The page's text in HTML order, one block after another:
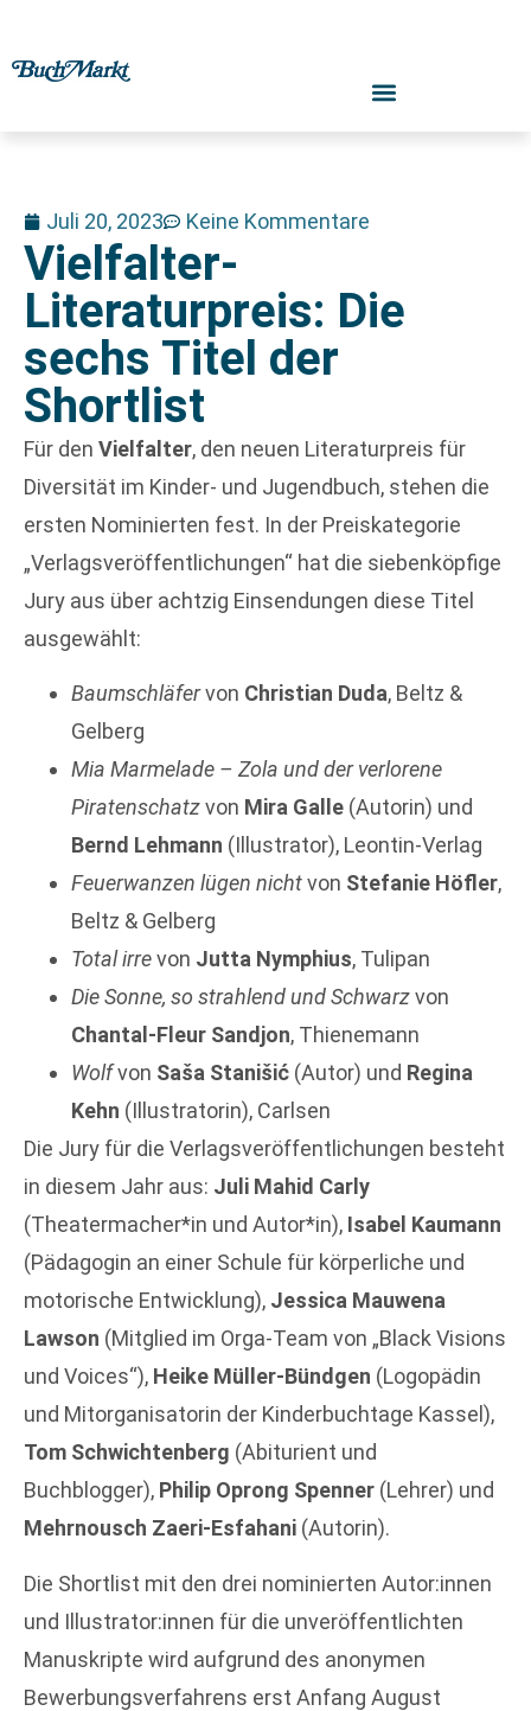
Juli 20, 2023 Keine Kommentare
Vielfalter-
Literaturpreis: Die
sechs Titel der
Shortlist
Für den Vielfalter, den neuen Literaturpreis für
Diversität im Kinder- und Jugendbuch, stehen die
ersten Nominierten fest. In der Preiskategorie
„Verlagsveröffentlichungen“ hat die siebenköpfige
Jury aus über achtzig Einsendungen diese Titel
ausgewählt:
Baumschläfervon Christian Duda, Beltz &
Gelberg
Mia Marmelade – Zola und der verlorene
Piratenschatzvon Mira Galle (Autorin) und
Bernd Lehmann (Illustrator), Leontin-Verlag
Feuerwanzen lügen nichtvon Stefanie Höfler,
Beltz & Gelberg
Total irrevon Jutta Nymphius, Tulipan
Die Sonne, so strahlend und Schwarzvon
Chantal-Fleur Sandjon, Thienemann
Wolfvon Saša Stanišić (Autor) und Regina
Kehn (Illustratorin), Carlsen
Die Jury für die Verlagsveröffentlichungen besteht
in diesem Jahr aus: Juli Mahid Carly
(Theatermacher*in und Autor*in), Isabel Kaumann
(Pädagogin an einer Schule für körperliche und
motorische Entwicklung), Jessica Mauwena
Lawson (Mitglied im Orga-Team von „Black Visions
und Voices“), Heike Müller-Bündgen (Logopädin
und Mitorganisatorin der Kinderbuchtage Kassel),
Tom Schwichtenberg (Abiturient und
Buchblogger), Philip Oprong Spenner (Lehrer) und
Mehrnousch Zaeri-Esfahani (Autorin).
Die Shortlist mit den drei nominierten Autor:innen
und Illustrator:innen für die unveröffentlichten
Manuskripte wird aufgrund des anonymen
Bewerbungsverfahrens erst Anfang August